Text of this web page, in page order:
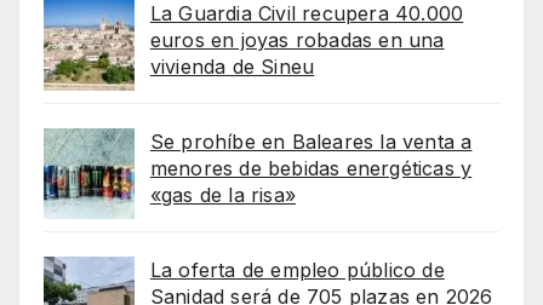
La Guardia Civil recupera 40.000
euros en joyas robadas en una
vivienda de Sineu
Se prohíbe en Baleares la venta a
menores de bebidas energéticas y
«gas de la risa»
La oferta de empleo público de
Sanidad será de 705 plazas en 2026